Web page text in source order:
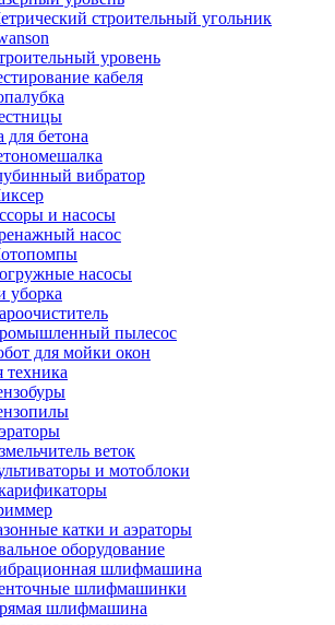
строительный угольник
уровень
кабеля
для бетона
вибратор
и насосы
насос
насосы
уборка
пылесос
для мойки окон
техника
веток
и мотоблоки
катки и аэраторы
оборудование
шлифмашина
шлифмашинки
шлифмашина